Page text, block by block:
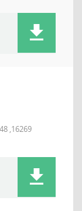
,16269